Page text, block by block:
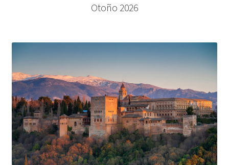
Otoño 2026